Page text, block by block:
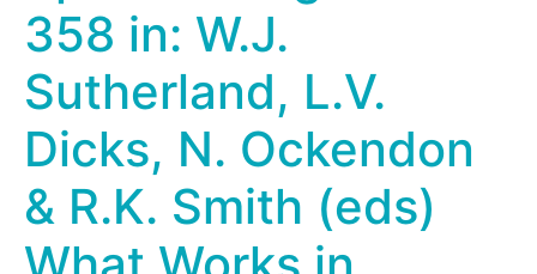
358 in: W.J.
Sutherland, L.V.
Dicks, N. Ockendon
& R.K. Smith (eds)